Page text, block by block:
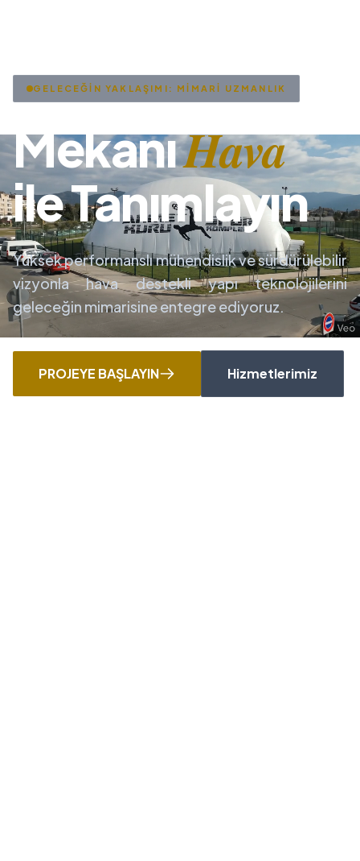
GELECEĞİN YAKLAŞIMI: MİMARİ UZMANLIK
MekanıHava
ile Tanımlayın
Yüksek performanslı mühendislik ve sürdürülebilir
vizyonla hava destekli yapı teknolojilerini
geleceğin mimarisine entegre ediyoruz.
PROJEYE BAŞLAYIN Hizmetlerimiz